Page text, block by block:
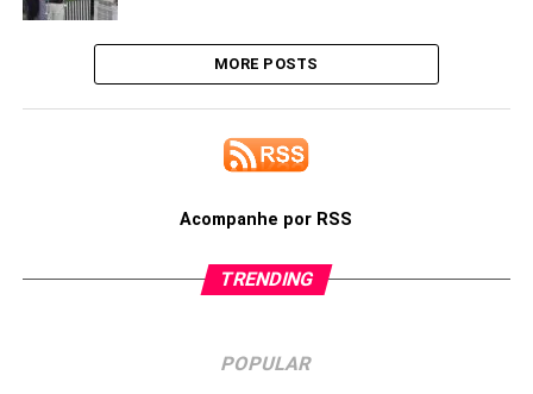
MORE POSTS
Acompanhe por RSS
TRENDING
POPULAR